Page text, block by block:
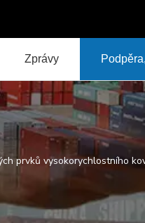
Zprávy
prvků vysokorychlostního